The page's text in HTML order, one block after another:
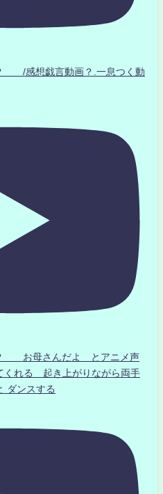
/感想戯言動画？.一息つく動
？ お母さんだよ とアニメ声
くれる 起き上がりながら両手
ダンスする